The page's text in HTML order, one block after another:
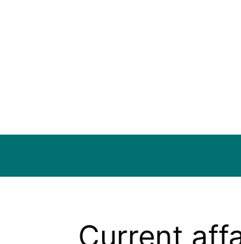
Current